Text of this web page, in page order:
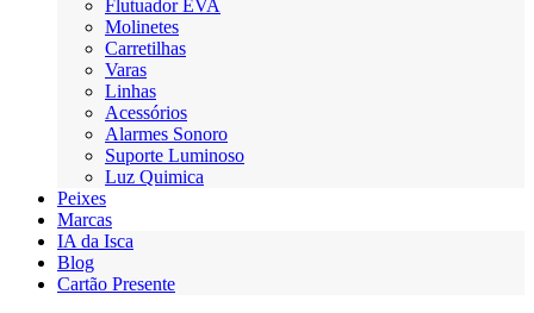
Flutuador EVA
Molinetes
Carretilhas
Varas
Linhas
Acessórios
Alarmes Sonoro
Suporte Luminoso
Luz Quimica
Peixes
Marcas
IA da Isca
Blog
Cartão Presente